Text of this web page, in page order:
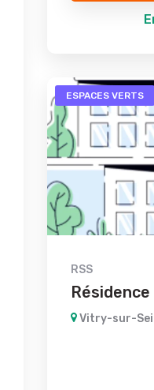
ESPACES VERTS
RSS
Vitry-sur-